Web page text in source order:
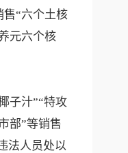
“六个土核
元六个核
子汁”“特攻
部”等销售
法人员处以